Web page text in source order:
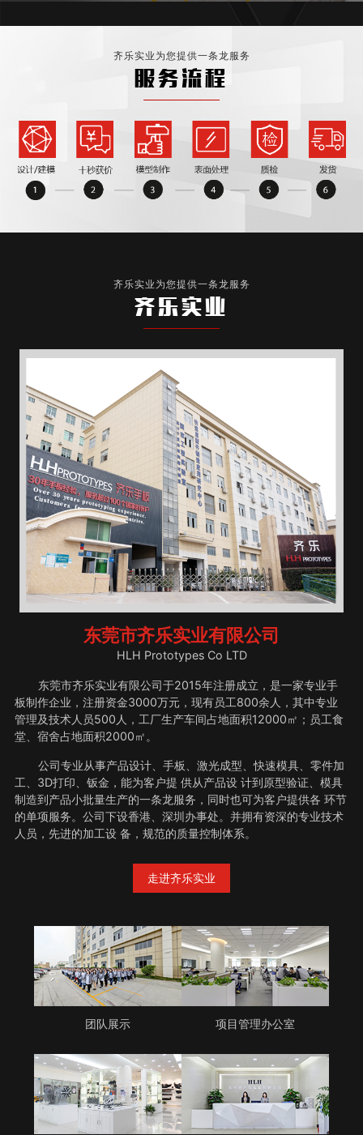
齐乐实业为您提供一条龙服务
服务流程
齐乐实业为您提供一条龙服务
齐乐实业
东莞市齐乐实业有限公司
HLH Prototypes Co LTD
东莞市齐乐实业有限公司于2015年注册成立，是一家专业手
板制作企业，注册资金3000万元，现有员工800余人，其中专业
管理及技术人员500人，工厂生产车间占地面积12000㎡；员工食
堂、宿舍占地面积2000㎡。
公司专业从事产品设计、手板、激光成型、快速模具、零件加
工、3D打印、钣金，能为客户提 供从产品设 计到原型验证、模具
制造到产品小批量生产的一条龙服务，同时也可为客户提供各 环节
的单项服务。公司下设香港、深圳办事处。并拥有资深的专业技术
人员，先进的加工设 备，规范的质量控制体系。
走进齐乐实业
团队展示 项目管理办公室